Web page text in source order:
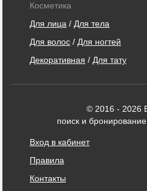
Косметика
Для лица / Для тела
Для волос / Для ногтей
Декоративная / Для тату
© 2016 - 2026
поиск и
Вход в кабинет
Правила
Контакты